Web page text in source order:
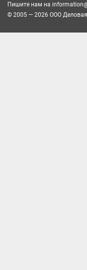
Пишите нам на
© 2005 — 2026 ООО Деловая